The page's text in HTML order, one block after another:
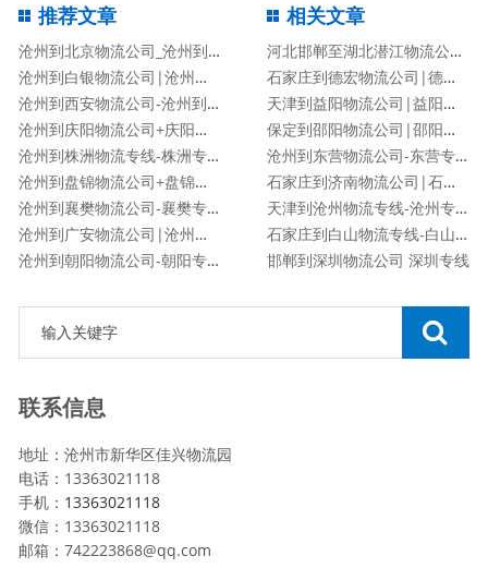
推荐文章
沧州到北京物流公司_沧州到北京物流专线
沧州到白银物流公司|沧州到白银货运专线
沧州到西安物流公司-沧州到西安货运专线
沧州到庆阳物流公司+庆阳专线
沧州到株洲物流专线-株洲专线
沧州到盘锦物流公司+盘锦专线
沧州到襄樊物流公司-襄樊专线
沧州到广安物流公司|沧州到广安货运专线
沧州到朝阳物流公司-朝阳专线
相关文章
河北邯郸至湖北潜江物流公司|河北邯郸至湖北潜江货运专线
石家庄到德宏物流公司|德宏专线
天津到益阳物流公司|益阳专线
保定到邵阳物流公司|邵阳专线
沧州到东营物流公司-东营专线
石家庄到济南物流公司|石家庄到济南货运专线
天津到沧州物流专线-沧州专线
石家庄到白山物流专线-白山专线
邯郸到深圳物流公司 深圳专线
联系信息
地址：沧州市新华区佳兴物流园
电话：13363021118
手机： 13363021118
微信：13363021118
邮箱：742223868@qq.com